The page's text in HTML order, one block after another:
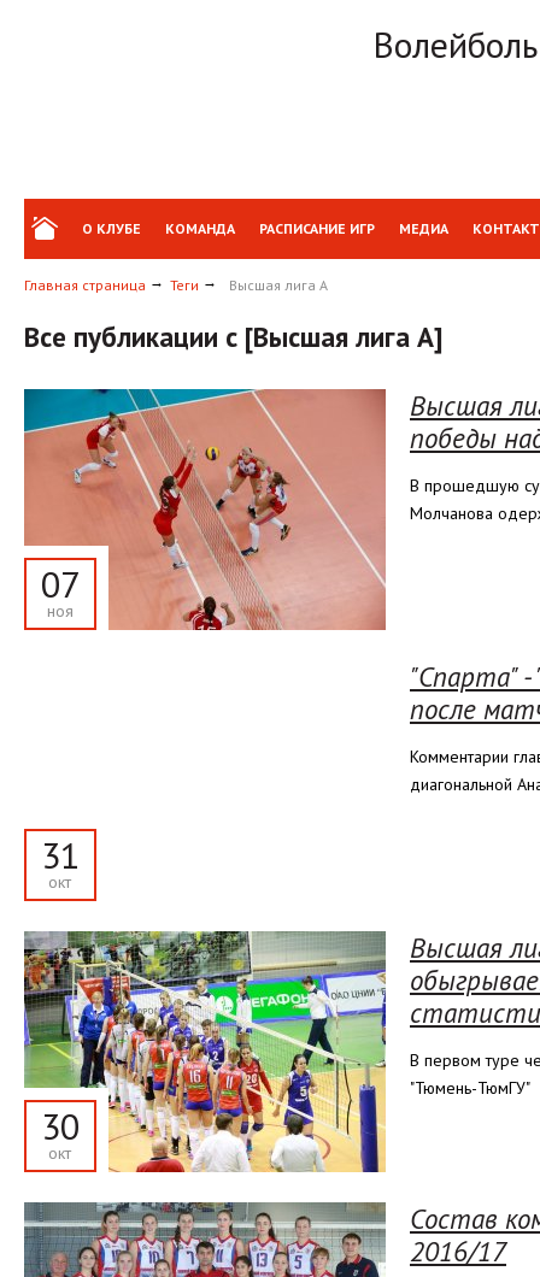
О КЛУБЕ КОМАНДА РАСПИСАНИЕ ИГР МЕДИА
Главная страница Теги Высшая лига А
Все публикации с [Высшая лига А]
07
ноя
Высшая
победы
В прошедшую
Молчанова
31
окт
"Спарта"
после
Комментарии
диагональной
30
окт
Высшая
В первом туре
"Тюмень-ТюмГУ"
Состав
2016/17